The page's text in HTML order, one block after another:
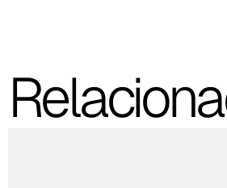
C 380